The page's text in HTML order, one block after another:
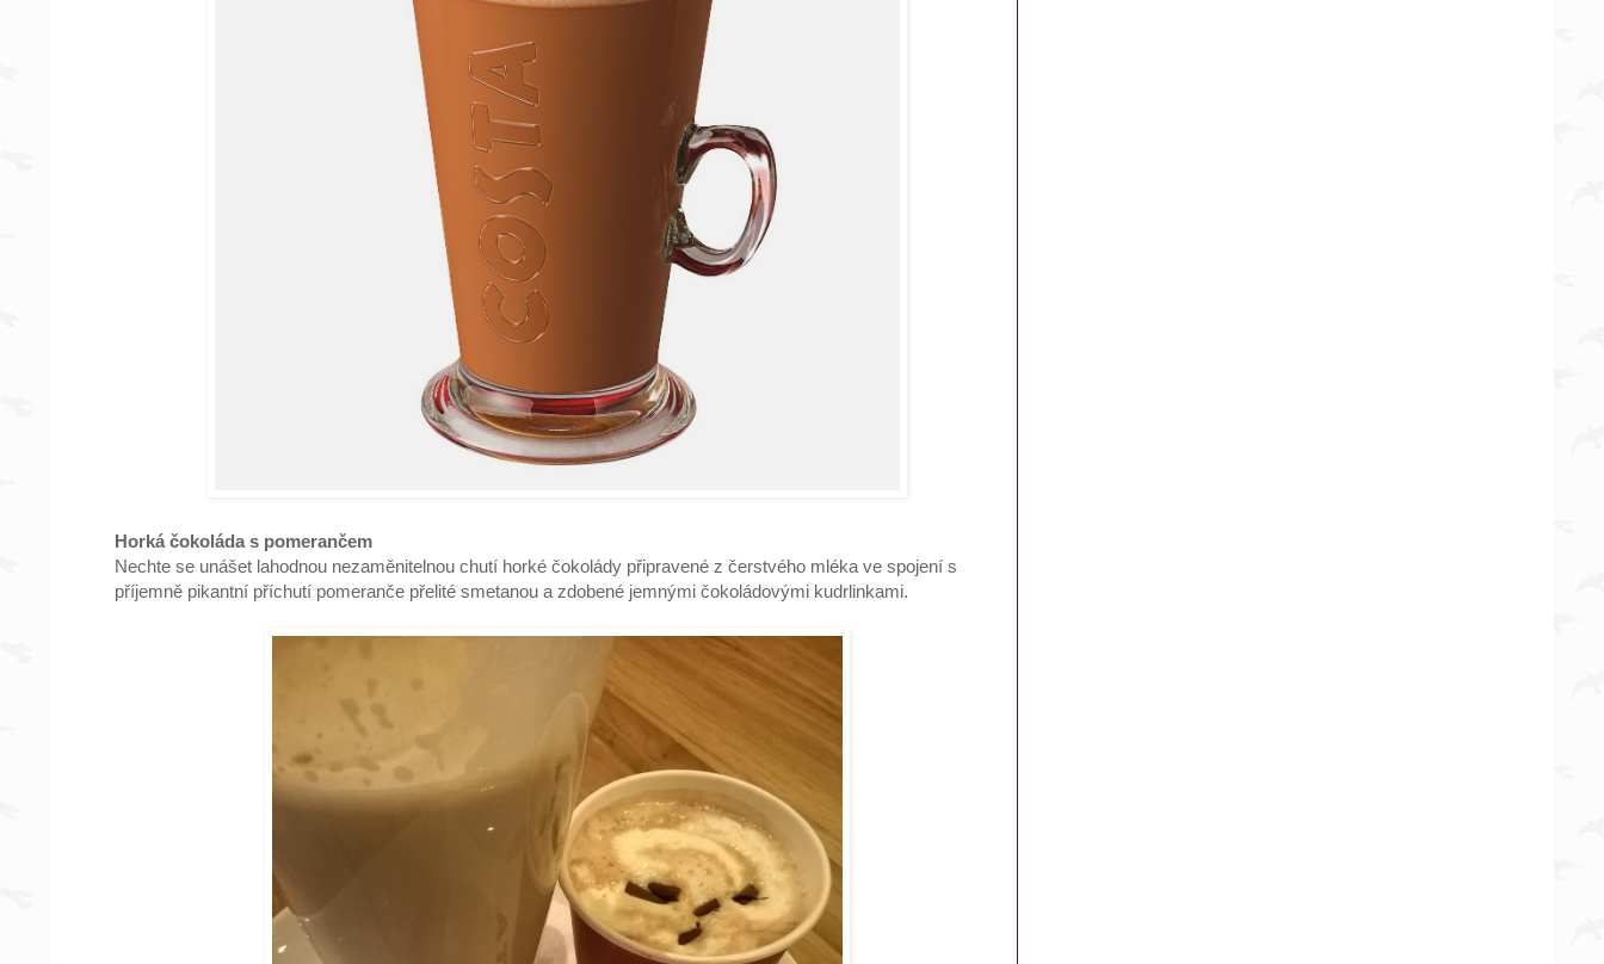
Horká čokoláda s pomerančem
Nechte se unášet lahodnou nezaměnitelnou chutí horké čokolády připravené z čerstvého mléka ve spojení s
příjemně pikantní příchutí pomeranče přelité smetanou a zdobené jemnými čokoládovými kudrlinkami.